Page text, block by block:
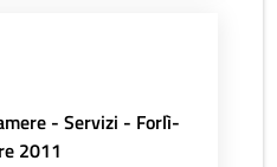
- Servizi - Forlì-
2011